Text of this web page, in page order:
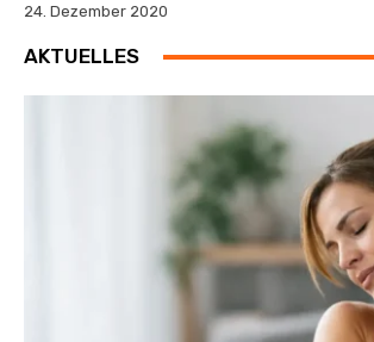
24. Dezember 2020
AKTUELLES